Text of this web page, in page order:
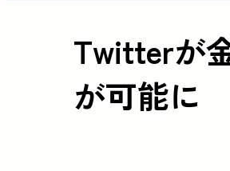
Twitterが
が可能に